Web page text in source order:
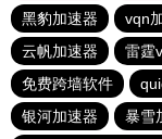
黑豹加速器
vqn
云帆加速器
雷霆
免费跨墙软件
银河加速器
暴雪